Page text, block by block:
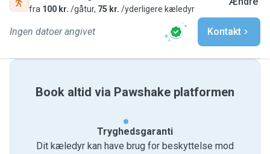
fra 100 kr. /gåtur, 75 kr. /yderligere kæledyr
Ingen datoer angivet Kontakt
Book altid via Pawshake platformen
Tryghedsgaranti
Dit kæledyr kan have brug for beskyttelse mod